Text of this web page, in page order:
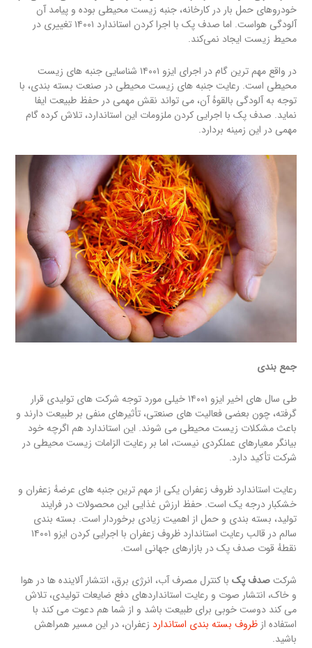
خودرو‌های حمل بار در کارخانه، جنبه زیست محیطی بوده و پیامد آن
آلودگی هواست. اما صدف پک با اجرا کردن استاندارد ۱۴۰۰۱ تغییری در
محیط زیست ایجاد نمی‌کند.
در واقع مهم ترین گام در اجرای ایزو ۱۴۰۰۱ شناسایی جنبه های زیست
محیطی است. رعایت جنبه های زیست محیطی در صنعت بسته بندی، با
توجه به آلودگی بالقوهٔ آن، می تواند نقش مهمی در حفظ طبیعت ایفا
نماید. صدف پک با اجرایی کردن ملزومات این استاندارد، تلاش کرده گام
مهمی در این زمینه بردارد.
جمع بندی
طی سال های اخیر ایزو ۱۴۰۰۱ خیلی مورد توجه شرکت های تولیدی قرار
گرفته، چون بعضی فعالیت های صنعتی، تأثیرهای منفی بر طبیعت دارند و
باعث مشکلات زیست محیطی می شوند. این استاندارد هم اگرچه خود
بیانگر معیارهای عملکردی نیست، اما بر رعایت الزامات زیست محیطی در
شرکت تأکید دارد.
رعایت استاندارد ظروف زعفران یکی از مهم ترین جنبه های عرضهٔ زعفران و
خشکبار درجه یک است. حفظ ارزش غذایی این محصولات در فرایند
تولید، بسته بندی و حمل از اهمیت زیادی برخوردار است. بسته بندی
سالم در قالب رعایت استاندارد ظروف زعفران با اجرایی کردن ایزو ۱۴۰۰۱
نقطهٔ قوت صدف پک در بازارهای جهانی است.
شرکتصدف پک با کنترل مصرف آب، انرژی برق، انتشار آلاینده ها در هوا
و خاک، انتشار صوت و رعایت استانداردهای دفع ضایعات تولیدی، تلاش
می کند دوست خوبی برای طبیعت باشد و از شما هم دعوت می کند با
استفاده ازظروف بسته بندی استاندارد زعفران، در این مسیر همراهش
باشید.